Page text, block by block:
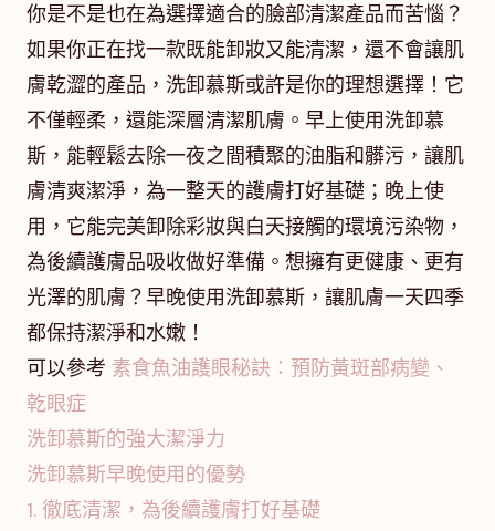
你是不是也在為選擇適合的臉部清潔產品而苦惱？
如果你正在找一款既能卸妝又能清潔，還不會讓肌
膚乾澀的產品，洗卸慕斯或許是你的理想選擇！它
不僅輕柔，還能深層清潔肌膚。早上使用洗卸慕
斯，能輕鬆去除一夜之間積聚的油脂和髒污，讓肌
膚清爽潔淨，為一整天的護膚打好基礎；晚上使
用，它能完美卸除彩妝與白天接觸的環境污染物，
為後續護膚品吸收做好準備。想擁有更健康、更有
光澤的肌膚？早晚使用洗卸慕斯，讓肌膚一天四季
都保持潔淨和水嫩！
可以參考 素食魚油護眼秘訣：預防黃斑部病變、
乾眼症
洗卸慕斯的強大潔淨力
洗卸慕斯早晚使用的優勢
1. 徹底清潔，為後續護膚打好基礎